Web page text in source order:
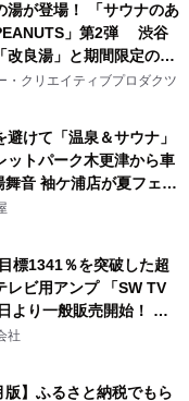
湯が登場！ 「サウナのあ
」第2弾 渋谷
改良湯」と期間限定のコ
ン サウナイキタイコラ
決定！
・クリエイティブプロダクツ
避けて「温泉＆サウナ」
ットパーク木更津から車
音 袖ケ浦店が夏フェア
標1341％を突破した超
レビ用アンプ 「SW TV
より一般販売開始！ ケ
ぐだけ、テレビの音が
社
版】ふるさと納税でもら